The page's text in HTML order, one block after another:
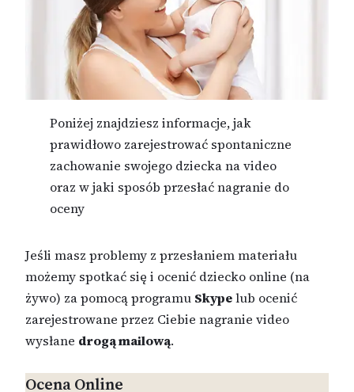
Poniżej znajdziesz informacje, jak
prawidłowo zarejestrować spontaniczne
zachowanie swojego dziecka na video
oraz w jaki sposób przesłać nagranie do
oceny
Jeśli masz problemy z przesłaniem materiału
możemy spotkać się i ocenić dziecko online (na
żywo) za pomocą programu Skypelub ocenić
zarejestrowane przez Ciebie nagranie video
wysłane drogą mailową.
Ocena Online